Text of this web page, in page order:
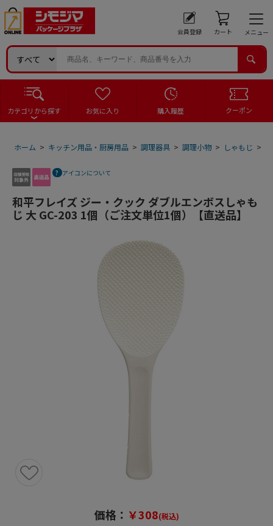
会員登録 カート メニュー
カテゴリから探す お気に入り 購入履歴 クーポン
ホーム > キッチン用品・厨房用品 > 調理器具 > 調理小物 > しゃもじ >
アイコンについて
和平フレイズ ジー・クック ダブルエンボスしゃも
じ 大 GC-203 1個（ご注文単位1個）【直送品】
価格： ￥308(税込)